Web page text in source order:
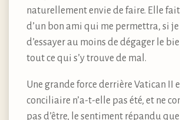
naturellement envie de faire. Elle
d’un bon ami qui me permettra, si je
d’essayer au moins de dégager le
tout ce qui s’y trouve de mal.
Une grande force derrière Vatican II
conciliaire n’a-t-elle pas été, et ne
pas d’être, le sentiment répandu